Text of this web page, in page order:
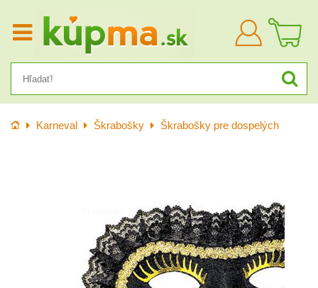
Prihlásiť
sa
Úvod Karneval Škrabošky Škrabošky pre dospelých